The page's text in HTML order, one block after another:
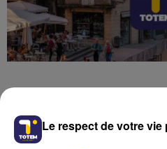
Le respect de votre